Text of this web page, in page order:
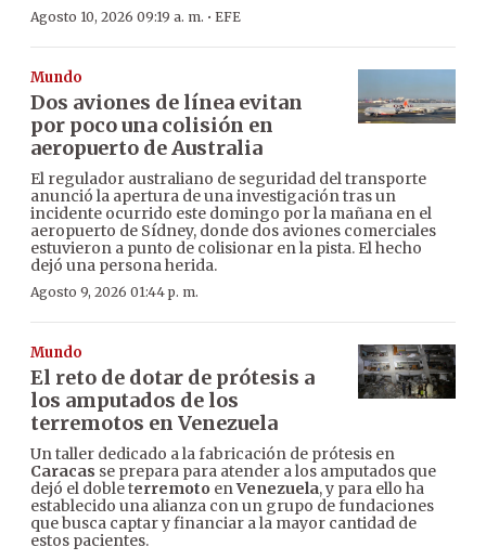
Agosto 10, 2026 09:19 a. m. · EFE
Mundo
Dos aviones de línea evitan
por poco una colisión en
aeropuerto de Australia
El regulador australiano de seguridad del transporte
anunció la apertura de una investigación tras un
incidente ocurrido este domingo por la mañana en el
aeropuerto de Sídney, donde dos aviones comerciales
estuvieron a punto de colisionar en la pista. El hecho
dejó una persona herida.
Agosto 9, 2026 01:44 p. m.
Mundo
El reto de dotar de prótesis a
los amputados de los
terremotos en Venezuela
Un taller dedicado a la fabricación de prótesis en
Caracas se prepara para atender a los amputados que
dejó el doble terremoto enVenezuela, y para ello ha
establecido una alianza con un grupo de fundaciones
que busca captar y financiar a la mayor cantidad de
estos pacientes.